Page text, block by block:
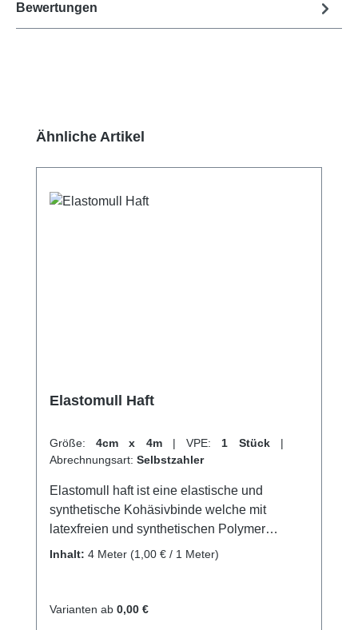
Bewertungen
Produktgalerie überspringen
Ähnliche Artikel
Elastomull Haft
Größe: 4cm x 4m | VPE: 1 Stück |
Abrechnungsart: Selbstzahler
Elastomull haft ist eine elastische und
synthetische Kohäsivbinde welche mit
latexfreien und synthetischen Polymer
beschichtet wird. Mit einer Imprägnierung von
der Wickellagen, was ein faltenfreies und
Inhalt: 4 Meter (1,00 € / 1 Meter)
Varianten ab 0,00 €